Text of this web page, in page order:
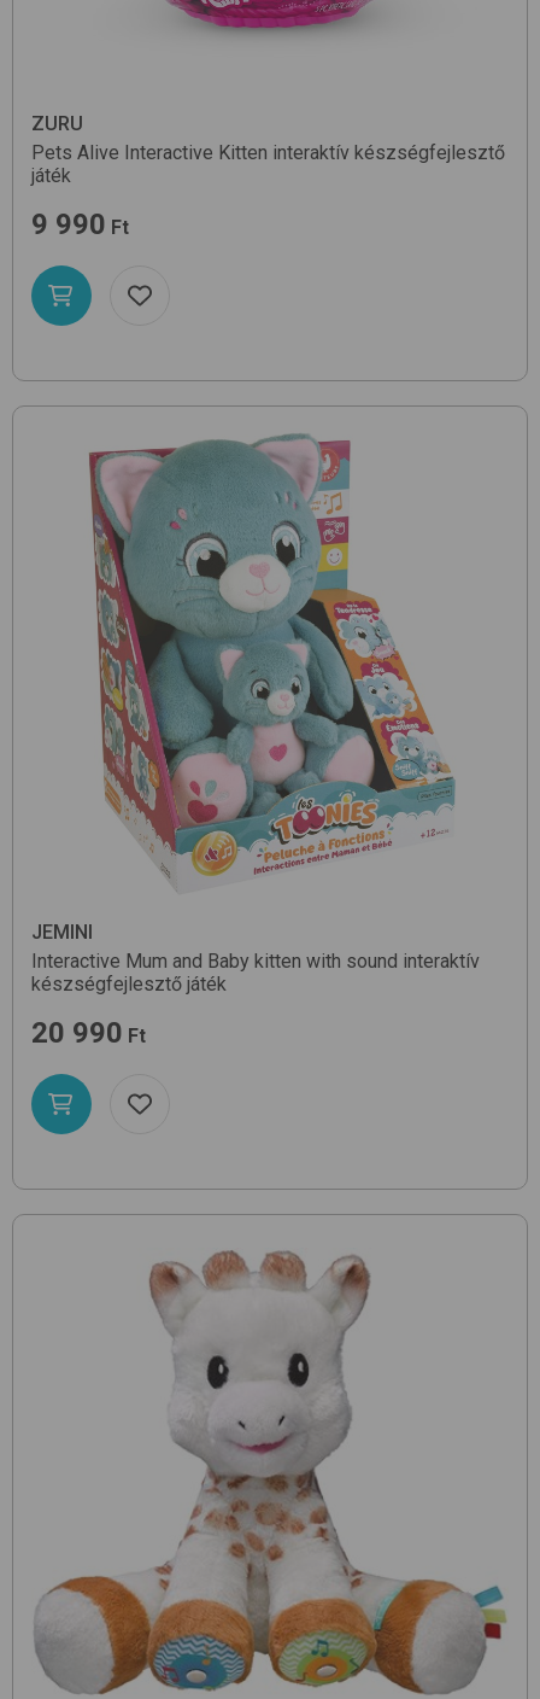
ZURU
Pets Alive Interactive Kitten interaktív készségfejlesztő
játék
9 990 Ft
JEMINI
Interactive Mum and Baby kitten with sound interaktív
készségfejlesztő játék
20 990 Ft